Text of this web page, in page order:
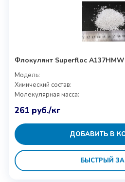
Флокулянт Superfloc A137HMW
Модель:
Химический состав:
Молекулярная масса:
261 руб./кг
ДОБАВИТЬ В
БЫСТРЫЙ